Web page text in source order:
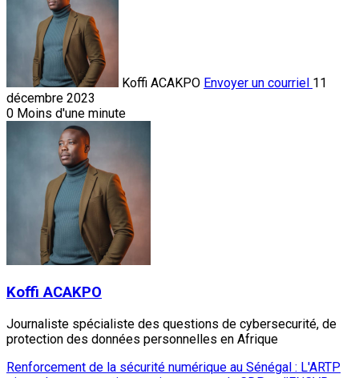
Koffi ACAKPO Envoyer un courriel 11
décembre 2023
0 Moins d'une minute
Koffi ACAKPO
Journaliste spécialiste des questions de cybersecurité, de
protection des données personnelles en Afrique
Renforcement de la sécurité numérique au Sénégal : L'ARTP